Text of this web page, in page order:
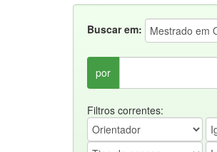
Buscar em:
por
Filtros correntes: